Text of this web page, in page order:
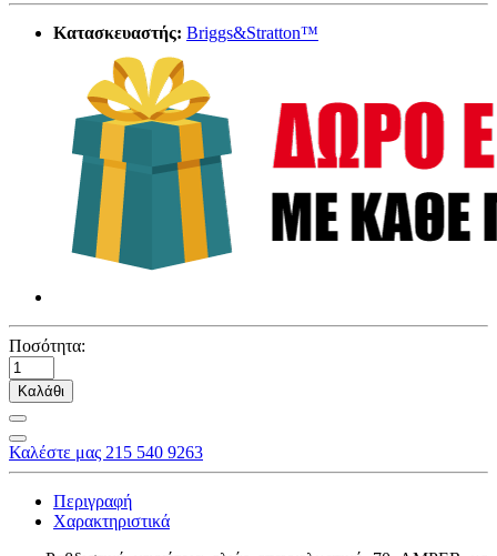
Κατασκευαστής: Briggs&Stratton™
Ποσότητα:
Καλάθι
Καλέστε μας 215 540 9263
Περιγραφή
Χαρακτηριστικά